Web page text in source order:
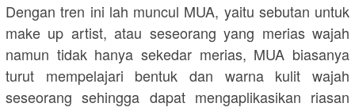
Dengan tren ini lah muncul MUA, yaitu sebutan untuk
make up artist, atau seseorang yang merias wajah
namun tidak hanya sekedar merias, MUA biasanya
turut mempelajari bentuk dan warna kulit wajah
seseorang sehingga dapat mengaplikasikan riasan